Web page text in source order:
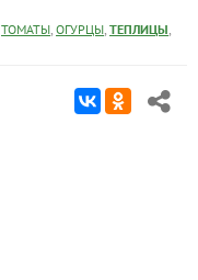
ТОМАТЫ, ОГУРЦЫ, ТЕПЛИЦЫ,